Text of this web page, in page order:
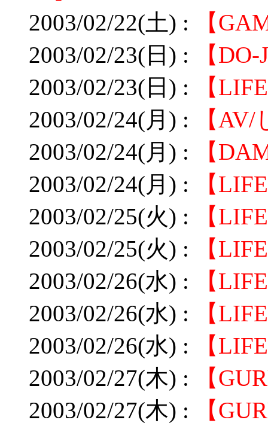
2003/02/22(土) :
【
2003/02/23(日) :
【
2003/02/23(日) :
【
2003/02/24(月) :
【
2003/02/24(月) :
【
2003/02/24(月) :
【
2003/02/25(火) :
【
2003/02/25(火) :
【
2003/02/26(水) :
【
2003/02/26(水) :
【
2003/02/26(水) :
【
2003/02/27(木) :
【
2003/02/27(木) :
【